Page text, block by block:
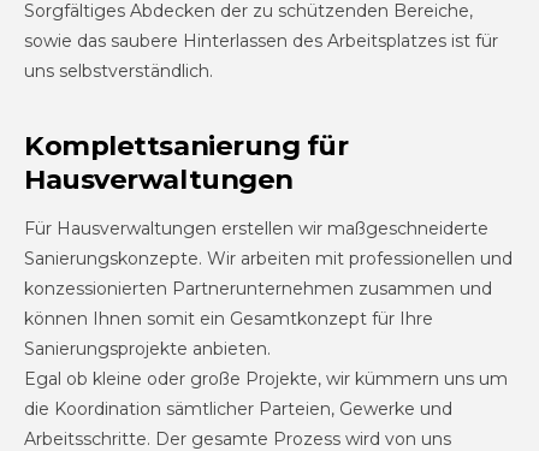
Sorgfältiges Abdecken der zu schützenden Bereiche,
sowie das saubere Hinterlassen des Arbeitsplatzes ist für
uns selbstverständlich.
Komplettsanierung für
Hausverwaltungen
Für Hausverwaltungen erstellen wir maßgeschneiderte
Sanierungskonzepte. Wir arbeiten mit professionellen und
konzessionierten Partnerunternehmen zusammen und
können Ihnen somit ein Gesamtkonzept für Ihre
Sanierungsprojekte anbieten.
Egal ob kleine oder große Projekte, wir kümmern uns um
die Koordination sämtlicher Parteien, Gewerke und
Arbeitsschritte. Der gesamte Prozess wird von uns